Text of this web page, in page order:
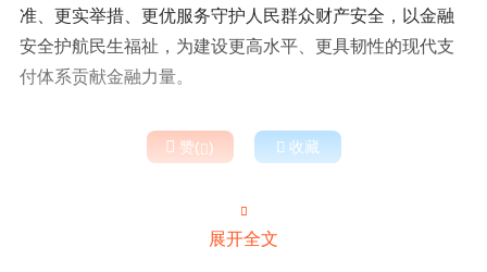
准、更实举措、更优服务守护人民群众财产安全，以金融
安全护航民生福祉，为建设更高水平、更具韧性的现代支
付体系贡献金融力量。
 赞()  收藏

展开全文